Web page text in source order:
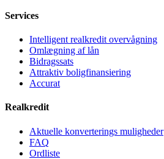
Services
Intelligent realkredit overvågning
Omlægning af lån
Bidragssats
Attraktiv boligfinansiering
Accurat
Realkredit
Aktuelle konverterings muligheder
FAQ
Ordliste